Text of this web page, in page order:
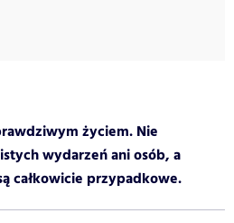
życiem. Nie
wydarzeń ani osób, a
całkowicie przypadkowe.